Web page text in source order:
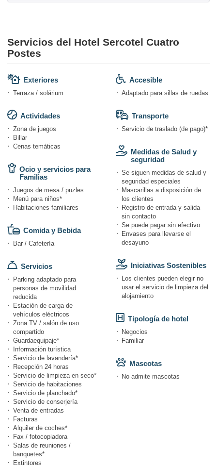
Servicios del Hotel Sercotel Cuatro
Postes
Exteriores
Terraza / solárium
Actividades
Zona de juegos
Billar
Cenas temáticas
Ocio y servicios para
Familias
Juegos de mesa / puzles
Menú para niños*
Habitaciones familiares
Comida y Bebida
Bar / Cafetería
Servicios
Parking adaptado para
personas de movilidad
reducida
Estación de carga de
vehículos eléctricos
Zona TV / salón de uso
compartido
Guardaequipaje*
Información turística
Servicio de lavandería*
Recepción 24 horas
Servicio de limpieza en seco*
Servicio de habitaciones
Servicio de planchado*
Servicio de conserjería
Venta de entradas
Facturas
Alquiler de coches*
Fax / fotocopiadora
Salas de reuniones /
banquetes*
Extintores
Accesible
Adaptado para sillas de ruedas
Transporte
Servicio de traslado (de pago)*
Medidas de Salud y
seguridad
Se siguen medidas de salud y
seguridad especiales
Mascarillas a disposición de
los clientes
Registro de entrada y salida
sin contacto
Se puede pagar sin efectivo
Envases para llevarse el
desayuno
Iniciativas Sostenibles
Los clientes pueden elegir no
usar el servicio de limpieza del
alojamiento
Tipología de hotel
Negocios
Familiar
Mascotas
No admite mascotas